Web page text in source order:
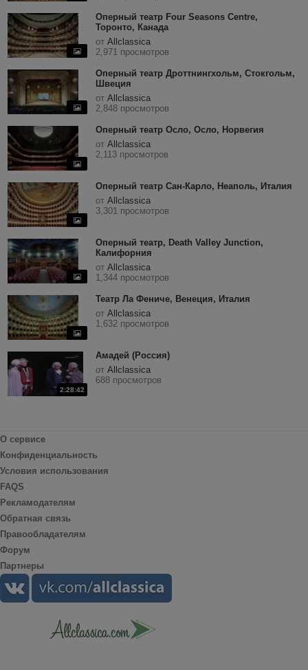
Оперный театр Four Seasons Centre,
Торонто, Канада
от Allclassica
2,971 просмотров
Оперный театр Дроттнингхольм, Стокгольм,
Швеция
от Allclassica
2,848 просмотров
Оперный театр Осло, Осло, Норвегия
от Allclassica
2,113 просмотров
Оперный театр Сан-Карло, Неаполь, Италия
от Allclassica
3,301 просмотров
Оперный театр, Death Valley Junction,
Калифорния
от Allclassica
1,344 просмотров
Театр Ла Фениче, Венеция, Италия
от Allclassica
1,632 просмотров
2:28:42
Амадей (Россия)
от Allclassica
688 просмотров
О сервисе
Конфиденциальность
Условия использования
FAQS
Рекламодателям
Обратная связь
Правообладателям
Форум
Партнеры